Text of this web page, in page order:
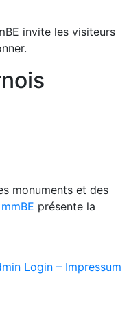
invite les visiteurs
monuments et des
présente la
Login – Impressum